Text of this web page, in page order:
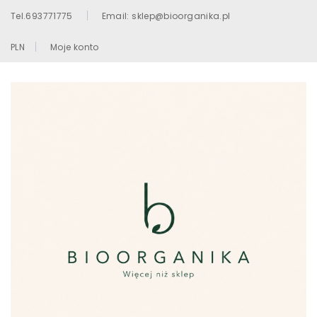
Tel.693771775 Email: sklep@bioorganika.pl
PLN Moje konto